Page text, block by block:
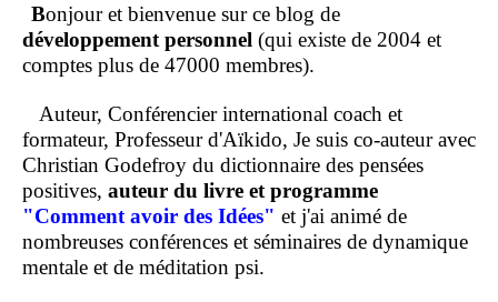
Bonjour et bienvenue sur ce blog de
développement personnel (qui existe de 2004 et
comptes plus de 47000 membres).
Auteur, Conférencier international coach et
formateur, Professeur d'Aïkido, Je suis co-auteur avec
Christian Godefroy du dictionnaire des pensées
positives, auteur du livre et programme
"Comment avoir des Idées" et j'ai animé de
nombreuses conférences et séminaires de dynamique
mentale et de méditation psi.